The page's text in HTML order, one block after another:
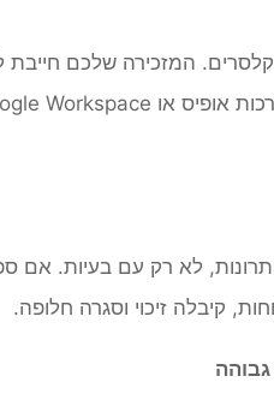
המזכירה שלכם חייבת
לא רק עם בעיות.
קיבלה זיכוי וסגרה חלופה.